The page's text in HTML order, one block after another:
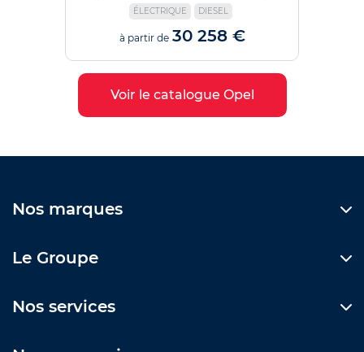
ÉLECTRIQUE
DIESEL
à partir de 30 258 €
Voir le catalogue Opel
Nos marques
Le Groupe
Nos services